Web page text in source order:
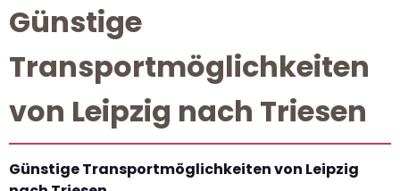
Günstige
Transportmöglichkeiten
von Leipzig nach Triesen
Günstige Transportmöglichkeiten von Leipzig